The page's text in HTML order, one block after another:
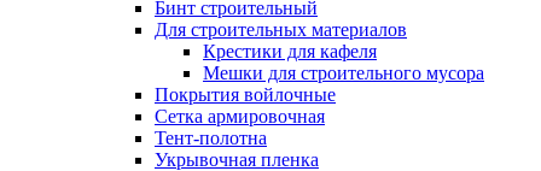
Бинт строительный
Для строительных материалов
Крестики для кафеля
Мешки для строительного мусора
Покрытия войлочные
Сетка армировочная
Тент-полотна
Укрывочная пленка